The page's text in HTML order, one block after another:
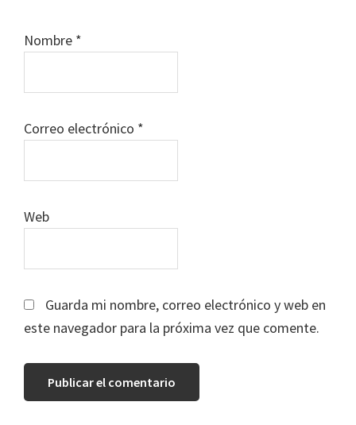
Nombre *
Correo electrónico *
Web
Guarda mi nombre, correo electrónico y web en
este navegador para la próxima vez que comente.